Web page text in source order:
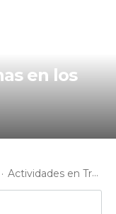
Actividades en Troms